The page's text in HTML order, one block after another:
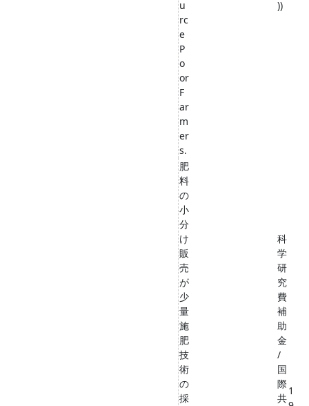
u
rc
e
P
o
or
F
ar
m
er
s.
))
肥
料
の
小
分
け
販
売
が
少
量
施
肥
技
術
の
採
科
学
研
究
費
補
助
金
/
国
際
共
1